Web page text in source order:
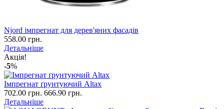
Njord імпрегнат для дерев'яних фасадів
558.00 грн.
Детальніше
Акція!
-5%
Імпрегнат ґрунтуючий Altax
702.00 грн. 666.90 грн.
Детальніше